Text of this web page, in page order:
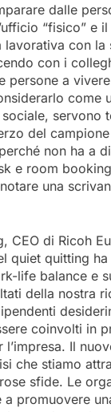
dalle
“fisico” e il
lavorativa con la
con i
persone a
come
servono
del
non ha a
e room
una
CEO di Ricoh
quiet quitting
life balance e
della nostra
coinvolti in
l’impresa. Il
che stiamo
sfide. Le
promuovere